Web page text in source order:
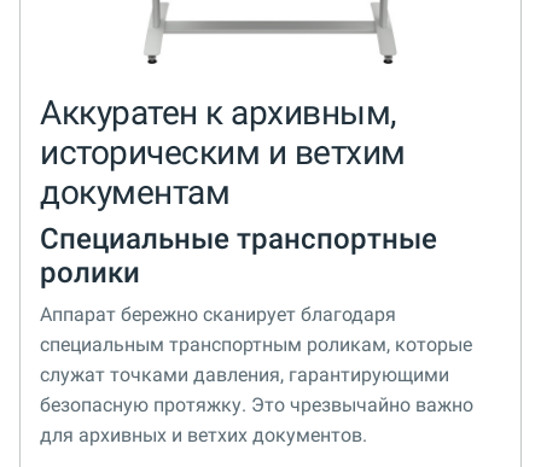
Аккуратен к архивным,
историческим и ветхим
документам
Специальные транспортные
ролики
Аппарат бережно сканирует благодаря
специальным транспортным роликам, которые
служат точками давления, гарантирующими
безопасную протяжку. Это чрезвычайно важно
для архивных и ветхих документов.